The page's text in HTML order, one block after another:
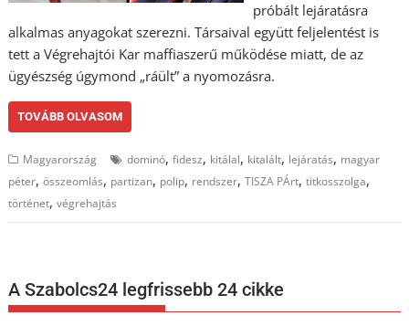
próbált lejáratásra
alkalmas anyagokat szerezni. Társaival együtt feljelentést is
tett a Végrehajtói Kar maffiaszerű működése miatt, de az
ügyészség úgymond „ráült” a nyomozásra.
TOVÁBB OLVASOM
Magyarország dominó,fidesz, kitálal, kitalált, lejáratás, magyar
péter,összeomlás, partizan, polip, rendszer,TISZA PÁrt,titkosszolga,
történet,végrehajtás
A Szabolcs24 legfrissebb 24 cikke